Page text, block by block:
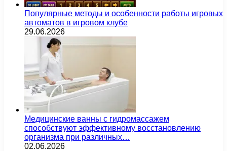
Популярные методы и особенности работы игровых
автоматов в игровом клубе
29.06.2026
Медицинские ванны с гидромассажем
способствуют эффективному восстановлению
организма при различных…
02.06.2026